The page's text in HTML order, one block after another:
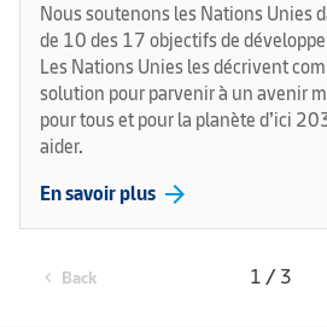
Nous soutenons les Nations Unies
de 10 des 17 objectifs de
Les Nations Unies les décrivent
solution pour parvenir à un avenir
pour tous et pour la planète d’ici
aider.
En savoir plus arrow_forward
chevron_left Back 1 / 3